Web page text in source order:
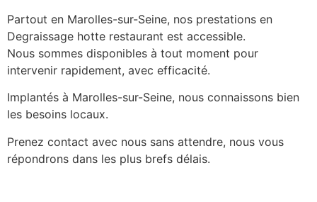
Partout en Marolles-sur-Seine, nos prestations en
Degraissage hotte restaurant est accessible.
Nous sommes disponibles à tout moment pour
intervenir rapidement, avec efficacité.
Implantés à Marolles-sur-Seine, nous connaissons bien
les besoins locaux.
Prenez contact avec nous sans attendre, nous vous
répondrons dans les plus brefs délais.